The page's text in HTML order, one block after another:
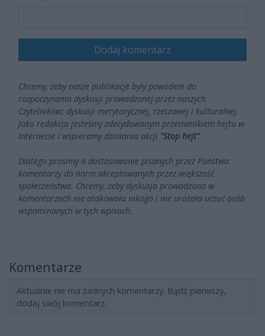
Dodaj komentarz
Chcemy, żeby nasze publikacje były powodem do
rozpoczynania dyskusji prowadzonej przez naszych
Czytelników; dyskusji merytorycznej, rzeczowej i kulturalnej.
Jako redakcja jesteśmy zdecydowanym przeciwnikiem hejtu w
Internecie i wspieramy działania akcji "Stop hejt".
Dlatego prosimy o dostosowanie pisanych przez Państwa
komentarzy do norm akceptowanych przez większość
społeczeństwa. Chcemy, żeby dyskusja prowadzona w
komentarzach nie atakowała nikogo i nie urażała uczuć osób
wspominanych w tych wpisach.
Komentarze
Aktualnie nie ma żadnych komentarzy. Bądź pierwszy,
dodaj swój komentarz.